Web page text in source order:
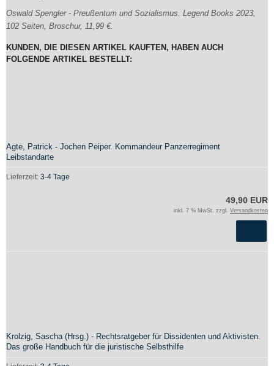
Oswald Spengler - Preußentum und Sozialismus. Legend Books 2023,
102 Seiten, Broschur, 11,99 €.
KUNDEN, DIE DIESEN ARTIKEL KAUFTEN, HABEN AUCH
FOLGENDE ARTIKEL BESTELLT:
Agte, Patrick - Jochen Peiper. Kommandeur Panzerregiment
Leibstandarte
Lieferzeit: 3-4 Tage
49,90 EUR
inkl. 7 % MwSt. zzgl. Versandkosten
Krolzig, Sascha (Hrsg.) - Rechtsratgeber für Dissidenten und Aktivisten.
Das große Handbuch für die juristische Selbsthilfe